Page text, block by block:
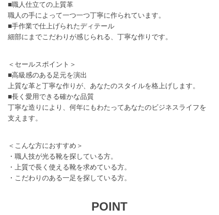
■職人仕立ての上質革
職人の手によって一つ一つ丁寧に作られています。
■手作業で仕上げられたディテール
細部にまでこだわりが感じられる、丁寧な作りです。
＜セールスポイント＞
■高級感のある足元を演出
上質な革と丁寧な作りが、あなたのスタイルを格上げします。
■長く愛用できる確かな品質
丁寧な造りにより、何年にもわたってあなたのビジネスライフを
支えます。
＜こんな方におすすめ＞
・職人技が光る靴を探している方。
・上質で長く使える靴を求めている方。
・こだわりのある一足を探している方。
POINT